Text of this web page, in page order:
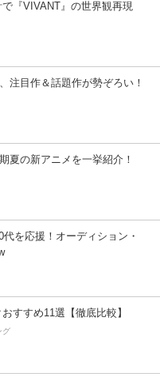
で『VIVANT』の世界観再現
注目作＆話題作が勢ぞろい！
夏の新アニメを一挙紹介！
を応援！オーディション・
すすめ11選【徹底比較】
グ